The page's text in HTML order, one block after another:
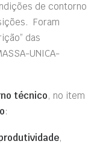
de contorno
Foram
das
UNICA-
técnico, no item
:
,